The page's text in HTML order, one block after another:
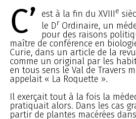
C’ est à la fin du XVIIIe
le Dr Ordinaire, un
pour des raisons
maître de conférence en
Curie, dans un article de la
comme un original par les
en tous sens le Val de Travers
appelait « La Roquette ».
Il exerçait tout à la fois la
pratiquait alors. Dans les cas
partir de plantes macérées